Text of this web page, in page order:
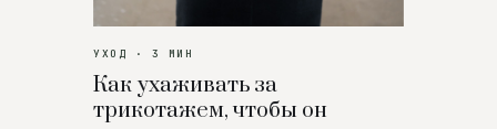
УХОД · 3 МИН
Как ухаживать за
трикотажем, чтобы он